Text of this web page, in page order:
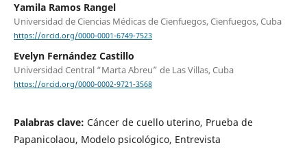
Yamila Ramos Rangel
Universidad de Ciencias Médicas de Cienfuegos, Cienfuegos, Cuba
https://orcid.org/0000-0001-6749-7523
Evelyn Fernández Castillo
Universidad Central “Marta Abreu” de Las Villas, Cuba
https://orcid.org/0000-0002-9721-3568
Palabras clave: Cáncer de cuello uterino, Prueba de
Papanicolaou, Modelo psicológico, Entrevista